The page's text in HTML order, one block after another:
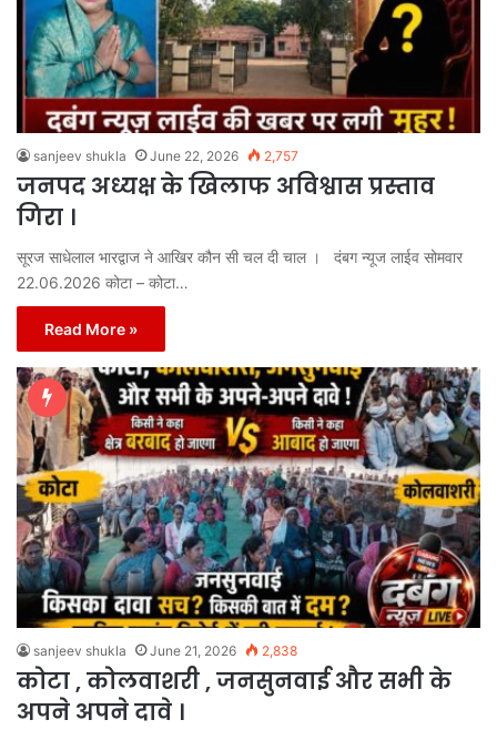
sanjeev shukla June 22, 2026 2,757
जनपद अध्यक्ष के खिलाफ अविश्वास प्रस्ताव
गिरा ।
सूरज साधेलाल भारद्वाज ने आखिर कौन सी चल दी चाल । दंबग न्यूज लाईव सोमवार
22.06.2026 कोटा – कोटा…
Read More »
sanjeev shukla June 21, 2026 2,838
कोटा , कोलवाशरी , जनसुनवाई और सभी के
अपने अपने दावे ।